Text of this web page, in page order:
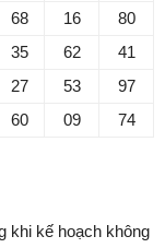
68 16
80
35 62 41
27 53
97
60 09 74
khi kế hoạch không